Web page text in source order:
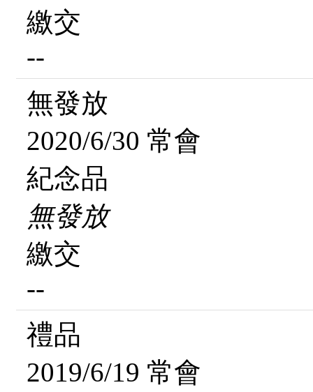
繳交
--
無發放
2020/6/30 常會
紀念品
無發放
繳交
--
禮品
2019/6/19 常會